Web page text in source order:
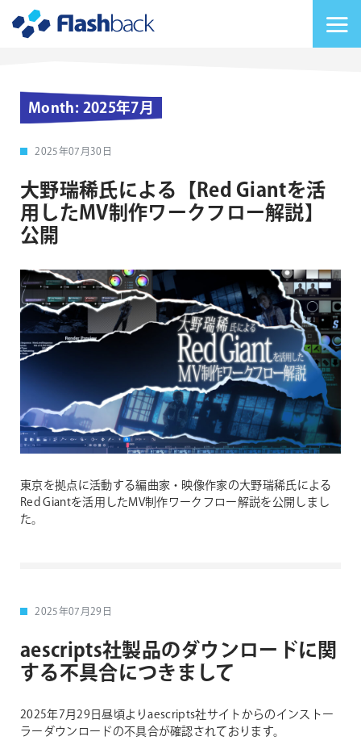
Month: 2025年7月
2025年07月30日
大野瑞稀氏による【Red Giantを活
用したMV制作ワークフロー解説】
公開
東京を拠点に活動する編曲家・映像作家の大野瑞稀氏による
Red Giantを活用したMV制作ワークフロー解説を公開しまし
た。
2025年07月29日
aescripts社製品のダウンロードに関
する不具合につきまして
2025年7月29日昼頃よりaescripts社サイトからのインストー
ラーダウンロードの不具合が確認されております。